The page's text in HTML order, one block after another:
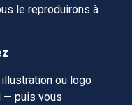
le reproduirons à
ou logo
— puis vous